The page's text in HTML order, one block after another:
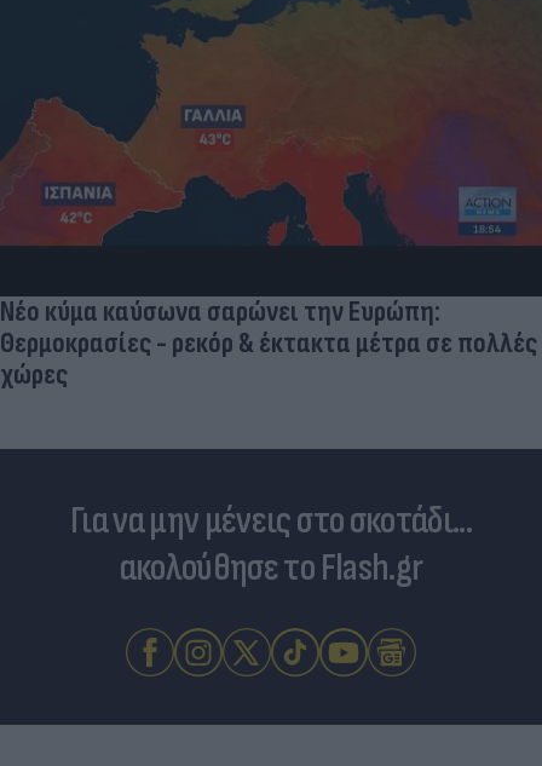
Νέο κύμα καύσωνα σαρώνει την Ευρώπη:
Θερμοκρασίες - ρεκόρ & έκτακτα μέτρα σε πολλές
χώρες
Για να μην μένεις στο σκοτάδι...
ακολούθησε το Flash.gr